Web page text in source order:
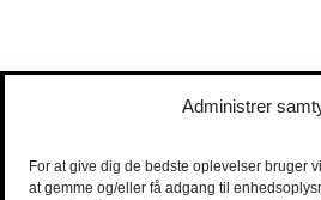
Administrer
For at give dig de bedste oplevelser bruger
at gemme og/eller få adgang til